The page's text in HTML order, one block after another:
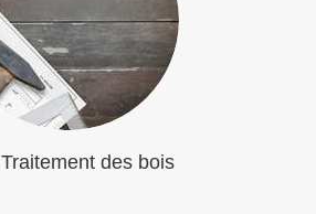
Traitement des bois